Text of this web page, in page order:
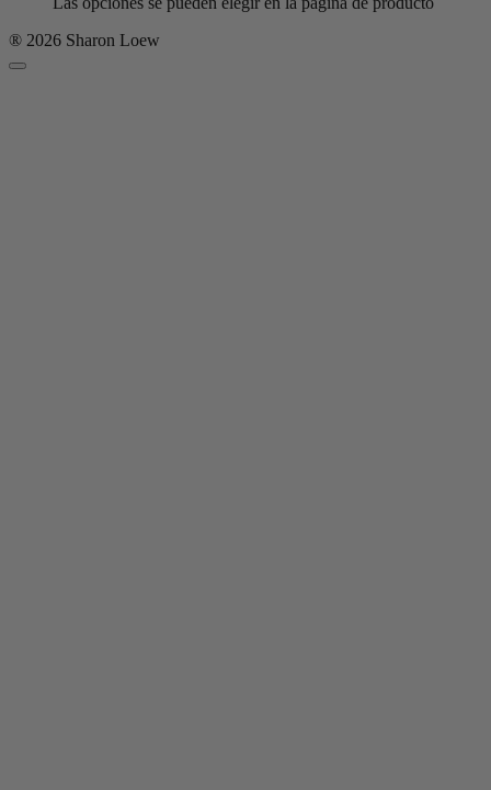
® 2026 Sharon Loew